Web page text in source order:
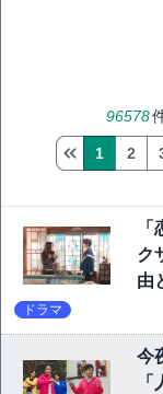
96578
1 2
ク
由
ドラマ
今